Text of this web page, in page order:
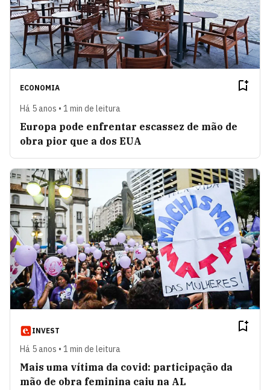
ECONOMIA
Há 5 anos • 1 min de leitura
Europa pode enfrentar escassez de mão de
obra pior que a dos EUA
INVEST
Há 5 anos • 1 min de leitura
Mais uma vítima da covid: participação da
mão de obra feminina caiu na AL